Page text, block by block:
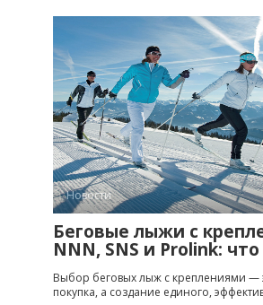
Новости
Беговые лыжи с
NNN, SNS и Prolink:
Выбор беговых лыж с креплениями —
покупка, а создание единого,